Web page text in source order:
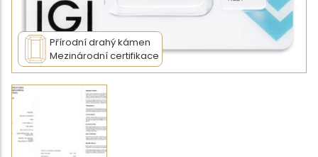
Přírodní drahý kámen
Mezinárodní certifikace